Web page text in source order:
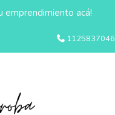
emprendimiento acá!
1125837046